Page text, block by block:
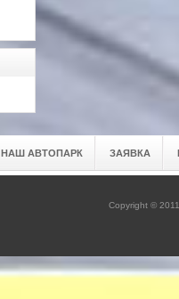
НАШ АВТОПАРК ЗАЯВКА
Copyright ©